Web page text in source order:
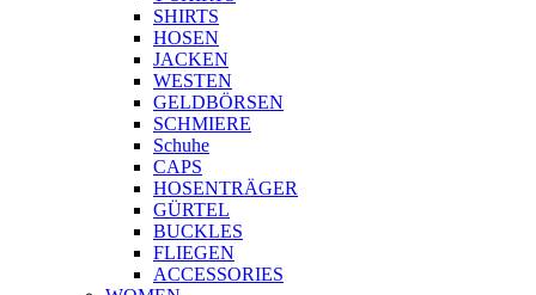
SHIRTS
HOSEN
JACKEN
WESTEN
GELDBÖRSEN
SCHMIERE
Schuhe
CAPS
HOSENTRÄGER
GÜRTEL
BUCKLES
FLIEGEN
ACCESSORIES